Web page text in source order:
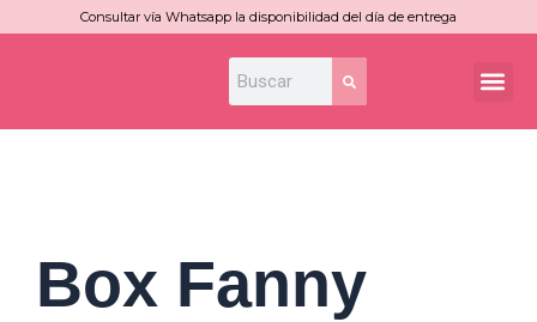
Consultar vía Whatsapp la disponibilidad del día de entrega
Search
Box Fanny